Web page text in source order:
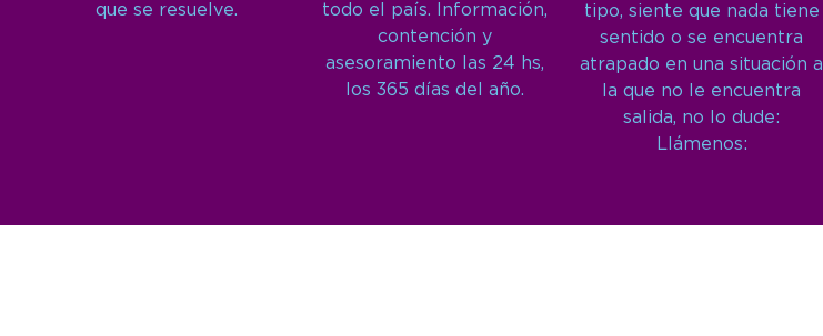
que se resuelve.
todo el país. Información,
contención y
asesoramiento las 24 hs,
los 365 días del año.
tipo, siente que nada tiene
sentido o se encuentra
atrapado en una situación a
la que no le encuentra
salida, no lo dude:
Llámenos: